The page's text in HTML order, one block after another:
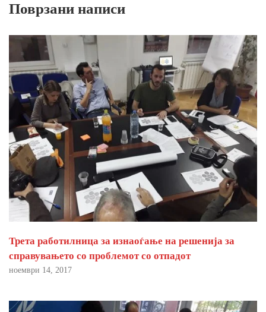
Поврзани написи
Трета работилница за изнаоѓање на решенија за
справувањето со проблемот со отпадот
ноември 14, 2017